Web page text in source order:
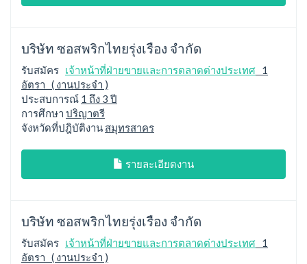
บริษัท ซอสพริกไทยรุ่งเรือง จำกัด
รับสมัคร เจ้าหน้าที่ฝ่ายขายและการตลาดต่างประเทศ 1
อัตรา ( งานประจำ )
ประสบการณ์ 1 ถึง 3 ปี
การศึกษา ปริญาตรี
จังหวัดที่ปฎิบัติงาน สมุทรสาคร
รายละเอียดงาน
บริษัท ซอสพริกไทยรุ่งเรือง จำกัด
รับสมัคร เจ้าหน้าที่ฝ่ายขายและการตลาดต่างประเทศ 1
อัตรา ( งานประจำ )